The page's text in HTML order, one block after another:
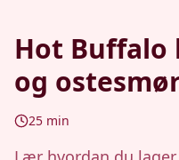
Hot Buffalo
og
25 min